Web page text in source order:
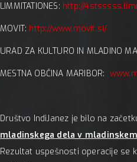
LIMMITATIONES: http://
MOVIT: http://www.movit.si/
URAD ZA KULTURO IN MLADINO
MESTNA OBČINA MARIBOR:
Društvo IndiJanez je bilo na
mladinskega dela v
Rezultat uspešnosti operacije se